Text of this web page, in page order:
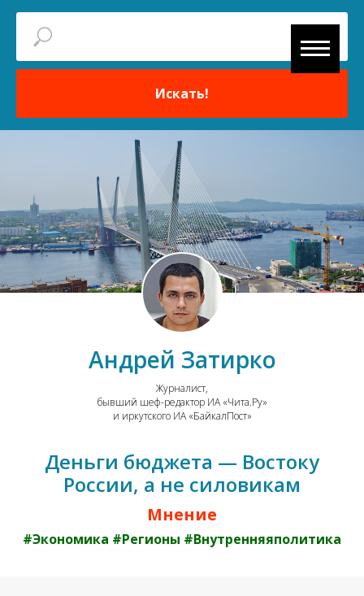
Искать!
Андрей Затирко
Журналист,
бывший шеф-редактор ИА «Чита.Ру»
и иркутского ИА «БайкалПост»
Деньги бюджета — Востоку
России, а не силовикам
Мнение
#Экономика #Регионы #Внутренняяполитика